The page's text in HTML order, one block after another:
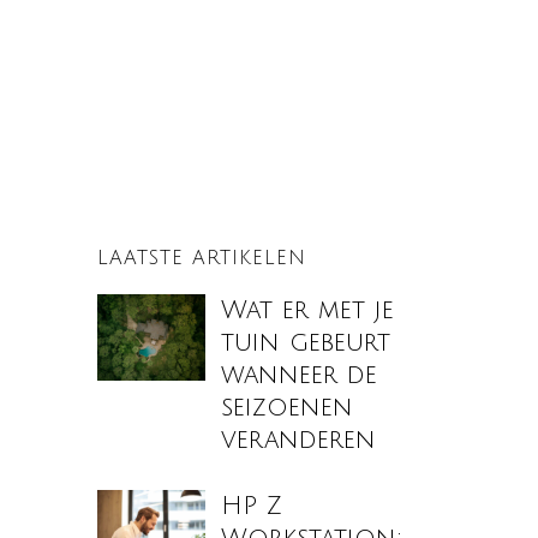
LAATSTE ARTIKELEN
Wat er met je
tuin gebeurt
wanneer de
seizoenen
veranderen
HP Z